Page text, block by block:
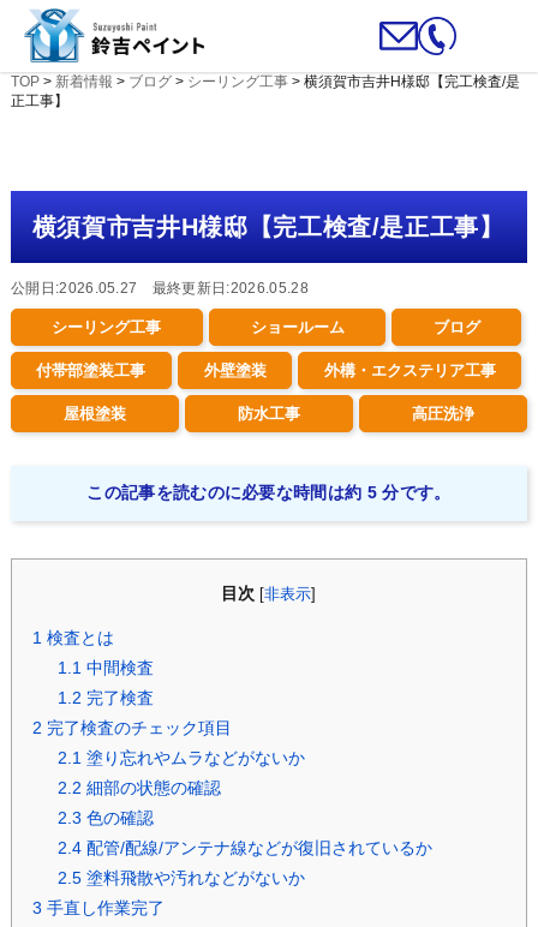
TOP> 新着情報 > ブログ> シーリング工事> 横須賀市吉井H様邸【完工検査/是
正工事】
横須賀市吉井H様邸【完工検査/是正工事】
公開日:2026.05.27 最終更新日:2026.05.28
シーリング工事 ショールーム ブログ
付帯部塗装工事 外壁塗装 外構・エクステリア工事
屋根塗装 防水工事 高圧洗浄
この記事を読むのに必要な時間は約 5 分です。
目次 [非表示
1 検査とは
1.1 中間検査
1.2 完了検査
2 完了検査のチェック項目
2.1 塗り忘れやムラなどがないか
2.2 細部の状態の確認
2.3 色の確認
2.4配管/配線/アンテナ線などが復旧されているか
2.5塗料飛散や汚れなどがないか
3 手直し作業完了